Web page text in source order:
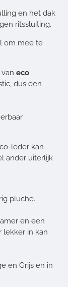
en het dak
ritssluiting.
om mee te
eco
dus een
leder kan
ander uiterlijk
pluche.
en een
lekker in kan
en Grijs en in